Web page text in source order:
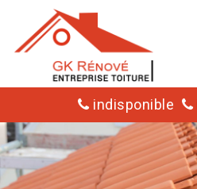
indisponible